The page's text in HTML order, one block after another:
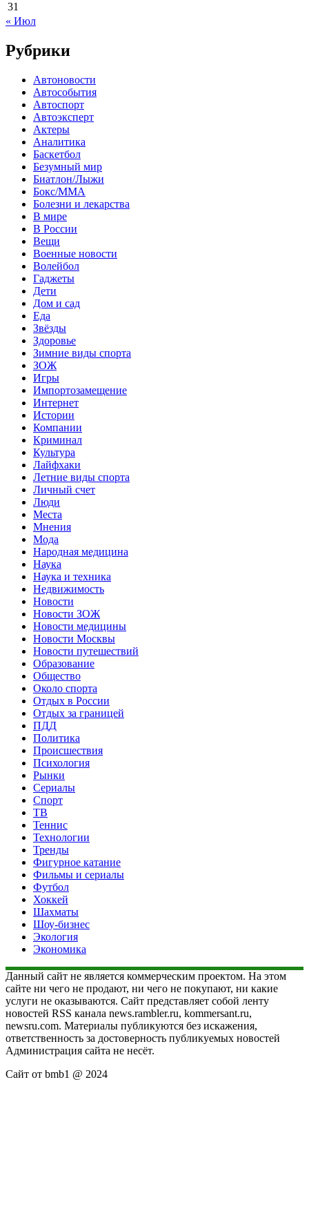
31
« Июл
Рубрики
Автоновости
Автособытия
Автоспорт
Автоэксперт
Актеры
Аналитика
Баскетбол
Безумный мир
Биатлон/Лыжи
Бокс/MMA
Болезни и лекарства
В мире
В России
Вещи
Военные новости
Волейбол
Гаджеты
Дети
Дом и сад
Еда
Звёзды
Здоровье
Зимние виды спорта
ЗОЖ
Игры
Импортозамещение
Интернет
Истории
Компании
Криминал
Культура
Лайфхаки
Летние виды спорта
Личный счет
Люди
Места
Мнения
Мода
Народная медицина
Наука
Наука и техника
Недвижимость
Новости
Новости ЗОЖ
Новости медицины
Новости Москвы
Новости путешествий
Образование
Общество
Около спорта
Отдых в России
Отдых за границей
ПДД
Политика
Происшествия
Психология
Рынки
Сериалы
Спорт
ТВ
Теннис
Технологии
Тренды
Фигурное катание
Фильмы и сериалы
Футбол
Хоккей
Шахматы
Шоу-бизнес
Экология
Экономика
Данный сайт не является коммерческим проектом. На этом
сайте ни чего не продают, ни чего не покупают, ни какие
услуги не оказываются. Сайт представляет собой ленту
новостей RSS канала news.rambler.ru, kommersant.ru,
newsru.com. Материалы публикуются без искажения,
ответственность за достоверность публикуемых новостей
Администрация сайта не несёт.
Сайт от bmb1 @ 2024